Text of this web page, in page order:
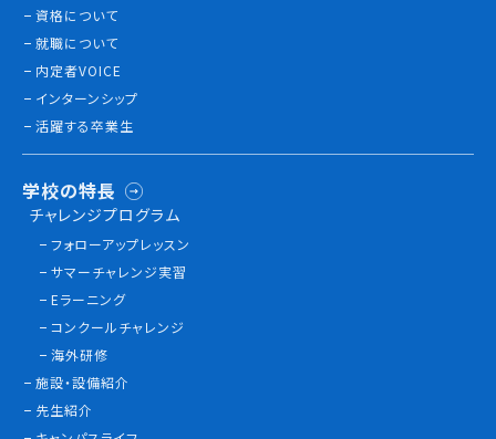
資格について
就職について
内定者VOICE
インターンシップ
活躍する卒業生
学校の特長
チャレンジプログラム
フォローアップレッスン
サマーチャレンジ実習
Eラーニング
コンクールチャレンジ
海外研修
施設・設備紹介
先生紹介